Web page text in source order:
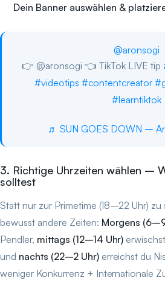
Dein Banner auswählen &
@aronsogi
👉 @aronsogi 👈 TikTok LIVE tip
#videotips #contentcreator
#learntiktok
♬ SUN GOES DOWN –
3. Richtige Uhrzeiten wählen –
solltest
Statt nur zur Primetime (18–22 Uhr)
bewusst andere Zeiten: Morgens
Pendler, mittags (12–14 Uhr)
und nachts (22–2 Uhr)erreichst du
weniger Konkurrenz + Internationale